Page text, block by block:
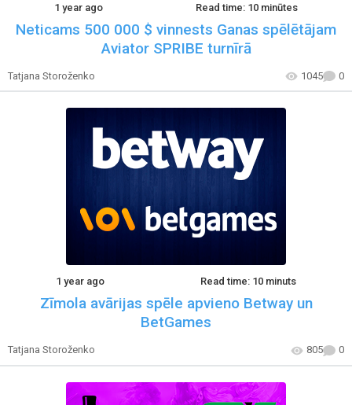
1 year ago Read time: 10 minūtes
Neticams 500 000 $ vinnests Ganas spēlētājam
Aviator SPRIBE turnīrā
Tatjana Storoženko 1045 0
1 year ago Read time: 10 minuts
Zīmola avārijas spēle apvieno Betway un
BetGames
Tatjana Storoženko 805 0